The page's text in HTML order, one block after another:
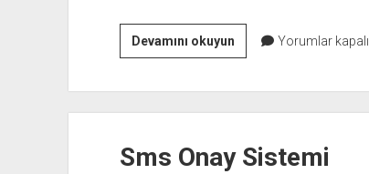
Devamını okuyunMoldova
Hakkında
Yorumlar kapalı
Sms Onay Sistemi